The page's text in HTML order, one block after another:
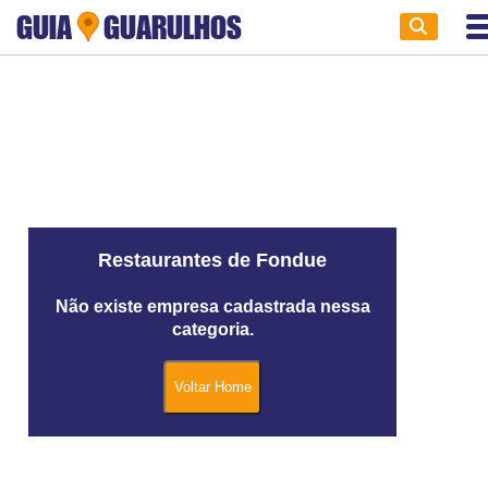
GUIA GUARULHOS
Restaurantes de Fondue
Não existe empresa cadastrada nessa
categoria.